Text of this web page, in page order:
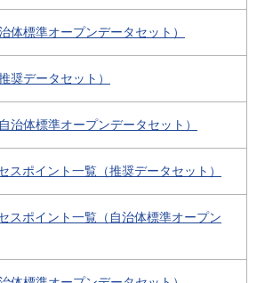
体標準オープンデータセット）
奨データセット）
治体標準オープンデータセット）
スポイント一覧（推奨データセット）
スポイント一覧（自治体標準オープン